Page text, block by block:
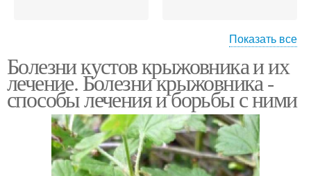
крыжовника
Показать все
Болезни кустов крыжовника и их
лечение. Болезни крыжовника -
способы лечения и борьбы с ними